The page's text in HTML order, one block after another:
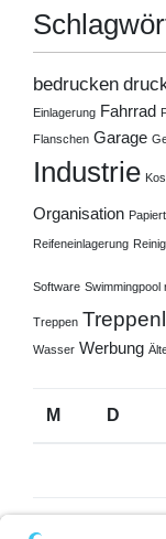
bedrucken
Einlagerung Fahrrad
Flanschen Garage
Industrie
Organisation
Reifeneinlagerung
Software Swimmingpool
Treppen
Wasser Werbung
M D